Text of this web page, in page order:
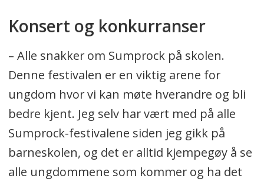
Konsert og konkurranser
– Alle snakker om Sumprock på skolen.
Denne festivalen er en viktig arene for
ungdom hvor vi kan møte hverandre og bli
bedre kjent. Jeg selv har vært med på alle
Sumprock-festivalene siden jeg gikk på
barneskolen, og det er alltid kjempegøy å se
alle ungdommene som kommer og ha det